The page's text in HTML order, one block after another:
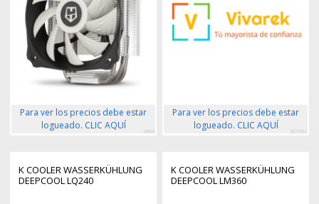
Para ver los precios debe estar
logueado. CLIC AQUÍ
2989
Para ver los precios debe estar
logueado. CLIC AQUÍ
307392
K COOLER WASSERKÜHLUNG
DEEPCOOL LQ240
K COOLER WASSERKÜHLUNG
DEEPCOOL LM360